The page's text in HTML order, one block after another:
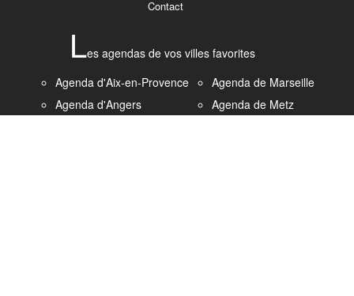
Contact
Les agendas de vos villes favorites
Agenda d'Aix-en-Provence
Agenda d'Angers
Agenda de Marseille
Agenda de Metz